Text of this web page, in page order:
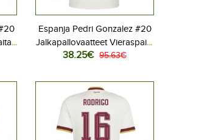
Espanja Pedri Gonzalez #20
Jalkapallovaatteet Vieraspaita
MM-kisat 2026 Lyhythihainen
38.25€ 95.63€